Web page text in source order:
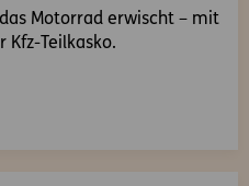
Motorrad erwischt – mit
Kfz-Teilkasko.